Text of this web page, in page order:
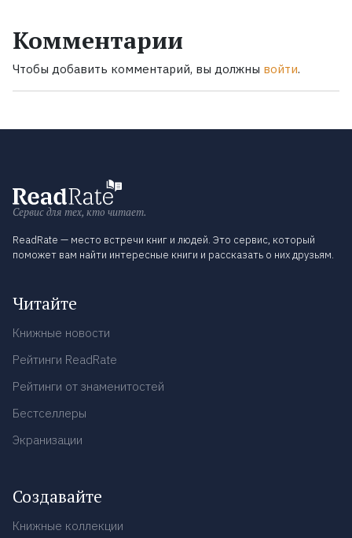
Комментарии
Чтобы добавить комментарий, вы должны войти.
Сервис для тех, кто читает.
ReadRate — место встречи книг и людей. Это сервис, который
поможет вам найти интересные книги и рассказать о них друзьям.
Читайте
Книжные новости
Рейтинги ReadRate
Рейтинги от знаменитостей
Бестселлеры
Экранизации
Создавайте
Книжные коллекции